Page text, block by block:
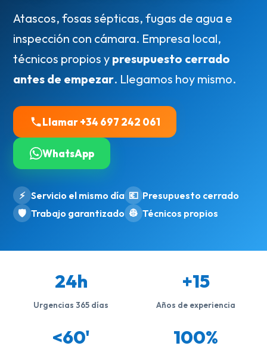
Atascos, fosas sépticas, fugas de agua e
inspección con cámara. Empresa local,
técnicos propios y presupuesto cerrado
antes de empezar. Llegamos hoy mismo.
Llamar +34 697 242 061
WhatsApp
⚡ Servicio el mismo día 💶 Presupuesto cerrado
🛡️ Trabajo garantizado 👷 Técnicos propios
24h
Urgencias 365 días
+15
Años de experiencia
<60' 100%